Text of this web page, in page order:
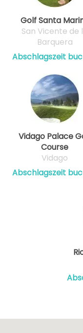
Golf Santa
San Vicente de
Barquera
Abschlagszeit
Vidago Palace
Course
Vidago
Abschlagszeit